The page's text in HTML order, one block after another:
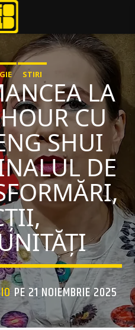
STIRI
LA
CU
SHUI
DE
PE 21 NOIEMBRIE 2025